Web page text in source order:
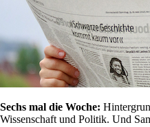
Sechs mal die Woche:
Wissenschaft und Politik. Und